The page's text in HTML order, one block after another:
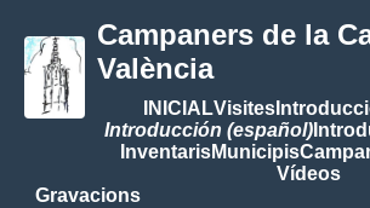
Campaners de la
València
INICIALVisites
Introducción (español)
InventarisMunicipis
Vídeos
Gravacions